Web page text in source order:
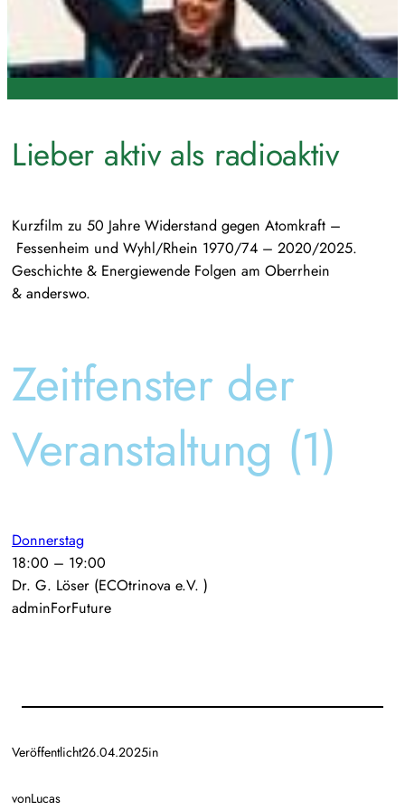
Lieber aktiv als radioaktiv
Kurzfilm zu 50 Jahre Widerstand gegen Atomkraft –
Fessenheim und Wyhl/Rhein 1970/74 – 2020/2025.
Geschichte & Energiewende Folgen am Oberrhein
& anderswo.
Zeitfenster der
Veranstaltung (1)
Donnerstag
18:00 – 19:00
Dr. G. Löser (ECOtrinova e.V. )
adminForFuture
Veröffentlicht26.04.2025in
vonLucas